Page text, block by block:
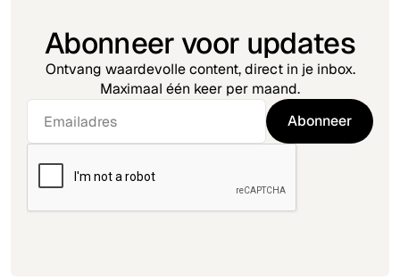
Abonneer voor updates
Ontvang waardevolle content, direct in je inbox.
Maximaal één keer per maand.